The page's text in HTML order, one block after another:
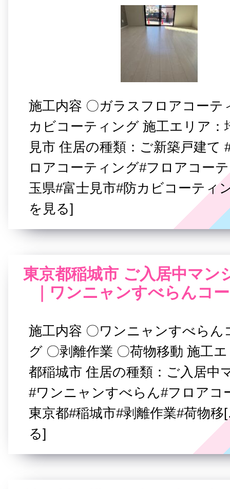
施工内容 〇ガラスフロアコーテ
カビコーティング 施工エリア：
見市 住居の種類：ご新築戸建て
ロアコーティング#フロアコー
玉県#富士見市#防カビコーティ
を見る]
東京都稲城市 ご入居中マン
｜ワンニャンすべらんコ
施工内容 〇ワンニャンすべらん
グ 〇剥離作業 〇荷物移動 施工
都稲城市 住居の種類：ご入居中
#ワンニャンすべらん#フロアコ
東京都#稲城市#剥離作業#荷物
る]